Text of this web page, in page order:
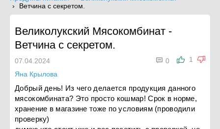
Ветчина с секретом.
Великолукский Мясокомбинат -
Ветчина с секретом.
1
 0
07.04.2024
Яна Крылова
Добрый день! Из чего делается продукция данного
мясокомбината? Это просто кошмар! Срок в норме,
хранение в магазине тоже по условиям (проводили
проверку)